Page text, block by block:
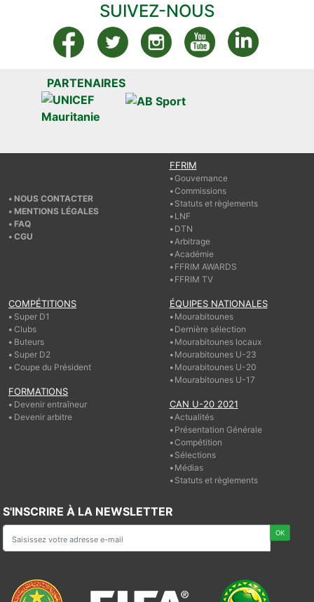
SUIVEZ-NOUS
PARTENAIRES
NOUS CONTACTER
MENTIONS LÉGALES
FAQ
CGU
FFRIM
Gouvernance
Commissions
Statuts et règlements
LNF
DTN
Arbitrage
Académie
FFRIM AWARDS
FFRIM TV
COMPÉTITIONS
Super D1
Clubs
Buteurs
Super D2
Coupe du Président
FORMATIONS
Devenir entraîneur
Devenir arbitre
ÉQUIPES NATIONALES
Mourabitounes
Dernière sélection
Mourabitounes locaux
Mourabitounes U-23
Mourabitounes U-20
Mourabitounes U-17
CAN U-20 2021
Actualités
Présentation Générale
Compétition
Sélections
Médias
Statuts et règlements
S'INSCRIRE À LA NEWSLETTER